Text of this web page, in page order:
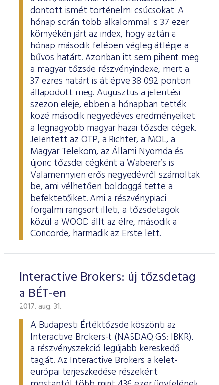
döntött ismét történelmi csúcsokat. A
hónap során több alkalommal is 37 ezer
környékén járt az index, hogy aztán a
hónap második felében végleg átlépje a
bűvös határt. Azonban itt sem pihent meg
a magyar tőzsde részvényindexe, mert a
37 ezres határt is átlépve 38 092 ponton
állapodott meg. Augusztus a jelentési
szezon eleje, ebben a hónapban tették
közé második negyedéves eredményeiket
a legnagyobb magyar hazai tőzsdei cégek.
Jelentett az OTP, a Richter, a MOL, a
Magyar Telekom, az Állami Nyomda és
újonc tőzsdei cégként a Waberer’s is.
Valamennyien erős negyedévről számoltak
be, ami vélhetően boldoggá tette a
befektetőiket. Ami a részvénypiaci
forgalmi rangsort illeti, a tőzsdetagok
közül a WOOD állt az élre, második a
Concorde, harmadik az Erste lett.
Interactive Brokers: új tőzsdetag
a BÉT-en
2017. aug. 31.
A Budapesti Értéktőzsde köszönti az
Interactive Brokers-t (NASDAQ GS: IBKR),
a részvényszekció legújabb kereskedő
tagját. Az Interactive Brokers a kelet-
európai terjeszkedése részeként